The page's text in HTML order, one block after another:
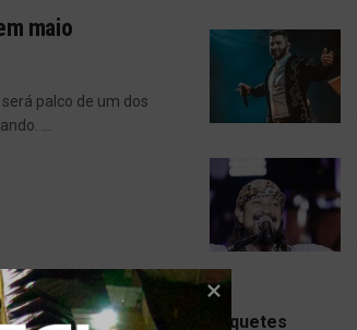
maio
palco de um dos
...
Enquetes